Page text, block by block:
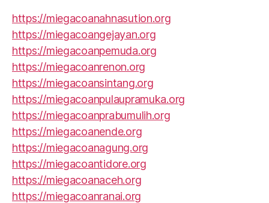
https://miegacoanahnasution.org
https://miegacoangejayan.org
https://miegacoanpemuda.org
https://miegacoanrenon.org
https://miegacoansintang.org
https://miegacoanpulaupramuka.org
https://miegacoanprabumulih.org
https://miegacoanende.org
https://miegacoanagung.org
https://miegacoantidore.org
https://miegacoanaceh.org
https://miegacoanranai.org